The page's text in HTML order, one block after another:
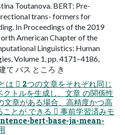
Toutanova. BERT: Pre-
trans- formers for
In Proceedings of the 2019
American Chapter of the
Linguistics: Human
Volume 1, pp. 4171–4186,
て バス ところ き
は  2つの文章をそれぞれ同じ
クトルを生成し、文章 の関係性
文章がある場合、高精度かつ高
とが できる  事前学習済みモ
bert-base-ja-mean-